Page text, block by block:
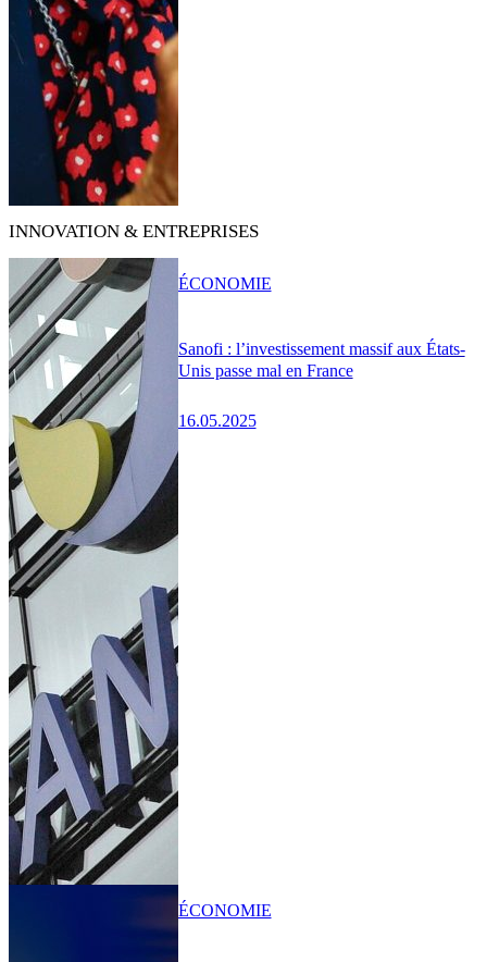
INNOVATION & ENTREPRISES
Sanofi : l’investissement massif aux États-
Unis passe mal en France
16.05.2025
ÉCONOMIE
ÉCONOMIE